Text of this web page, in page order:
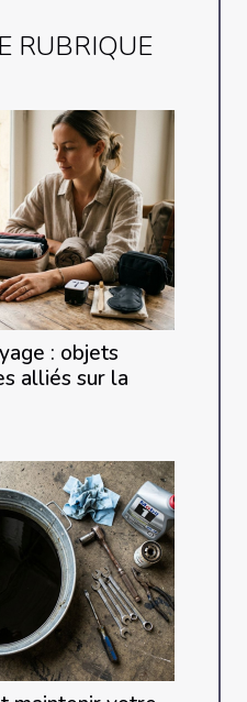
RUBRIQUE
: objets
alliés sur la